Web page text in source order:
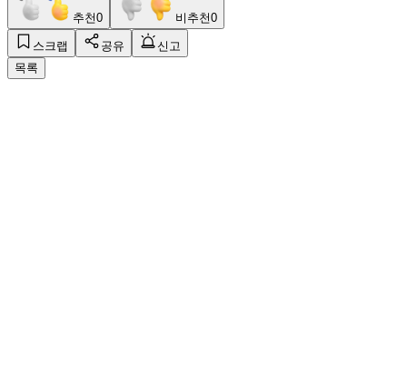
추천0 비추천0
스크랩 공유
신고
목록